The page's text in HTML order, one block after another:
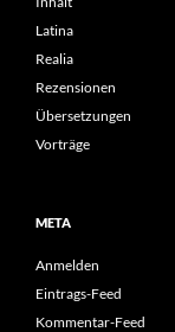
Latina
Realia
Rezensionen
Übersetzungen
Vorträge
META
Anmelden
Eintrags-Feed
Kommentar-Feed